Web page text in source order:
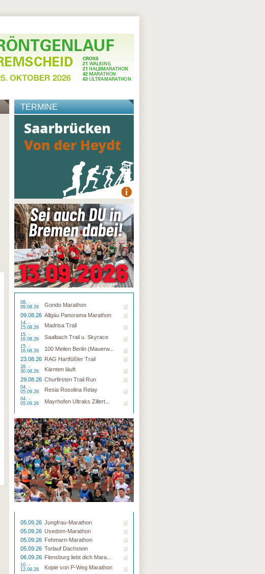
TERMINE
08. -
09.08.26
Gondo Marathon
09.08.26 Allgäu Panorama Marathon
14. -
15.08.26
Madrisa Trail
15. -
16.08.26
Saalbach Trail u. Skyrace
15. -
16.08.26
100 Meilen Berlin (Mauerw...
23.08.26 RAG Hartfüßler Trail
28. -
30.08.26
Kärnten läuft
29.08.26 Churfirsten Trail Run
04. -
05.09.26
Resia Rosolina Relay
04. -
05.09.26
Mayrhofen Ultraks Zillert...
05.09.26 Jungfrau-Marathon
05.09.26 Usedom-Marathon
05.09.26 Fehmarn-Marathon
05.09.26 Torlauf Dachstein
06.09.26 Flensburg liebt dich Mara...
10. -
12.09.26
Kopie von P-Weg Marathon